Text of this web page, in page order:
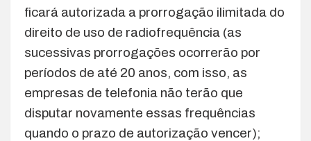
ficará autorizada a prorrogação ilimitada do
direito de uso de radiofrequência (as
sucessivas prorrogações ocorrerão por
períodos de até 20 anos, com isso, as
empresas de telefonia não terão que
disputar novamente essas frequências
quando o prazo de autorização vencer);